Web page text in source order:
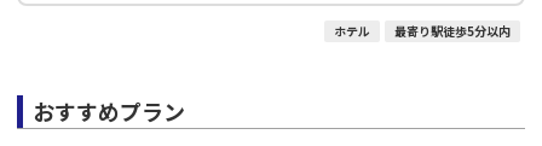
ホテル 最寄り駅徒歩5分以内
おすすめプラン